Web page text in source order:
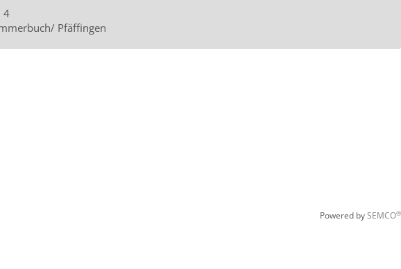
4
Pfäffingen
Powered bySEMCO®